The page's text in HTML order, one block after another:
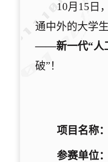
10月15日，
通中外的大学
——新一代“人
破”！
项目名称：
参赛单位：